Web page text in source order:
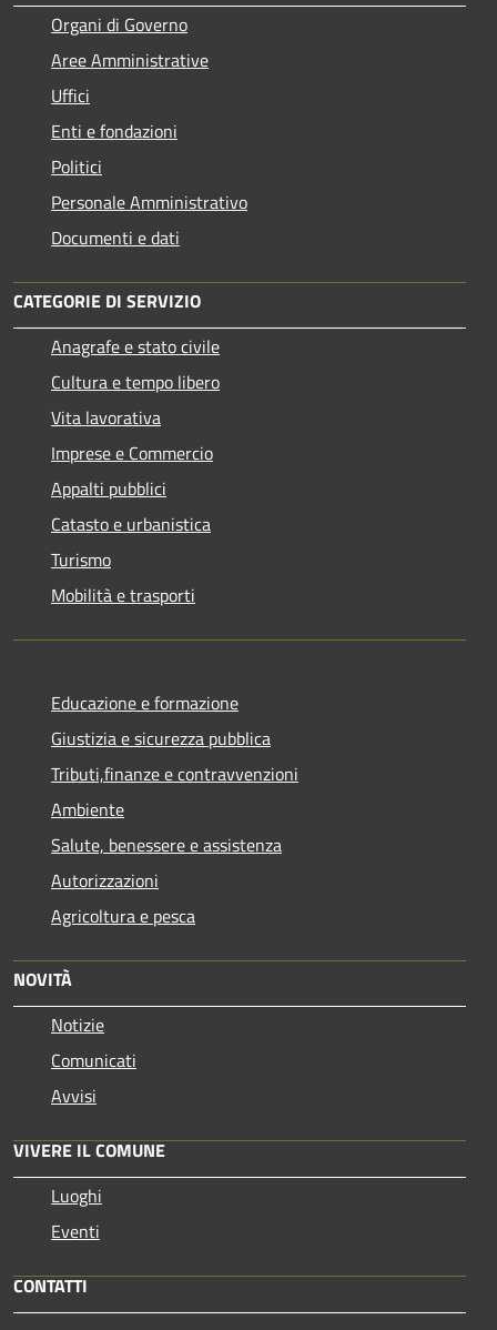
Organi di Governo
Aree Amministrative
Uffici
Enti e fondazioni
Politici
Personale Amministrativo
Documenti e dati
CATEGORIE DI SERVIZIO
Anagrafe e stato civile
Cultura e tempo libero
Vita lavorativa
Imprese e Commercio
Appalti pubblici
Catasto e urbanistica
Turismo
Mobilità e trasporti
Educazione e formazione
Giustizia e sicurezza pubblica
Tributi,finanze e contravvenzioni
Ambiente
Salute, benessere e assistenza
Autorizzazioni
Agricoltura e pesca
NOVITÀ
Notizie
Comunicati
Avvisi
VIVERE IL COMUNE
Luoghi
Eventi
CONTATTI